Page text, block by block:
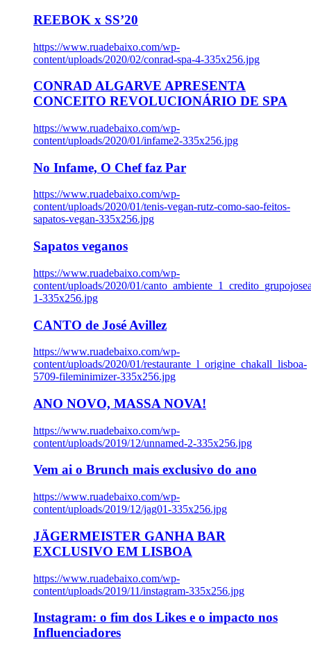
REEBOK x SS’20
https://www.ruadebaixo.com/wp-
content/uploads/2020/02/conrad-spa-4-335x256.jpg
CONRAD ALGARVE APRESENTA
CONCEITO REVOLUCIONÁRIO DE SPA
https://www.ruadebaixo.com/wp-
content/uploads/2020/01/infame2-335x256.jpg
No Infame, O Chef faz Par
https://www.ruadebaixo.com/wp-
content/uploads/2020/01/tenis-vegan-rutz-como-sao-feitos-
sapatos-vegan-335x256.jpg
Sapatos veganos
https://www.ruadebaixo.com/wp-
content/uploads/2020/01/
1-335x256.jpg
CANTO de José Avillez
https://www.ruadebaixo.com/wp-
content/uploads/2020/01/restaurante_l_origine_chakall_lisboa-
5709-fileminimizer-335x256.jpg
ANO NOVO, MASSA NOVA!
https://www.ruadebaixo.com/wp-
content/uploads/2019/12/unnamed-2-335x256.jpg
Vem ai o Brunch mais exclusivo do ano
https://www.ruadebaixo.com/wp-
content/uploads/2019/12/jag01-335x256.jpg
JÄGERMEISTER GANHA BAR
EXCLUSIVO EM LISBOA
https://www.ruadebaixo.com/wp-
content/uploads/2019/11/instagram-335x256.jpg
Instagram: o fim dos Likes e o impacto nos
Influenciadores